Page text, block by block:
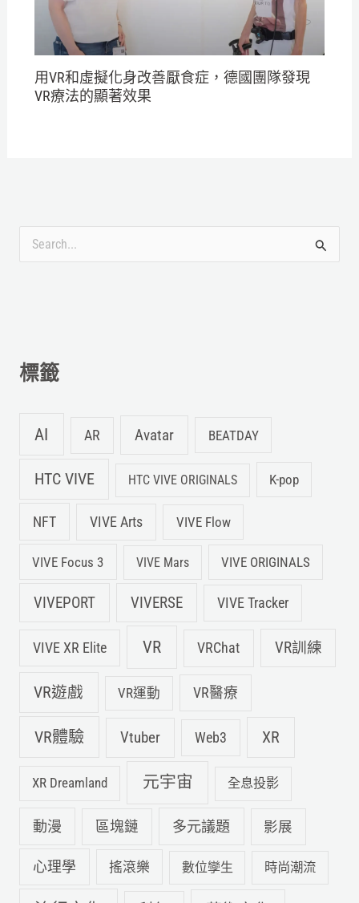
用VR和虛擬化身改善厭食症，德國團隊發現
VR療法的顯著效果
:標籤
AI AR Avatar BEATDAY
HTC VIVE HTC VIVE ORIGINALS K-pop
NFT VIVE Arts VIVE Flow
VIVE Focus 3 VIVE Mars VIVE ORIGINALS
VIVEPORT VIVERSE VIVE Tracker
VIVE XR Elite VR VRChat VR訓練
VR遊戲 VR運動 VR醫療
VR體驗 Vtuber Web3 XR
XR Dreamland 元宇宙 全息投影
動漫 區塊鏈 多元議題 影展
心理學 搖滾樂 數位孿生 時尚潮流